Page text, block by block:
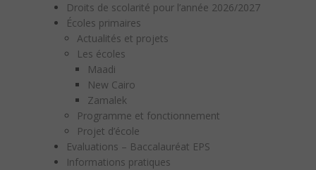
Droits de scolarité pour l’année 2026/2027
Écoles primaires
Actualités et projets
Les écoles
Maadi
New Cairo
Zamalek
Programme et fonctionnement
Projet d’école
Evaluations – Baccalauréat EPS
Informations pratiques